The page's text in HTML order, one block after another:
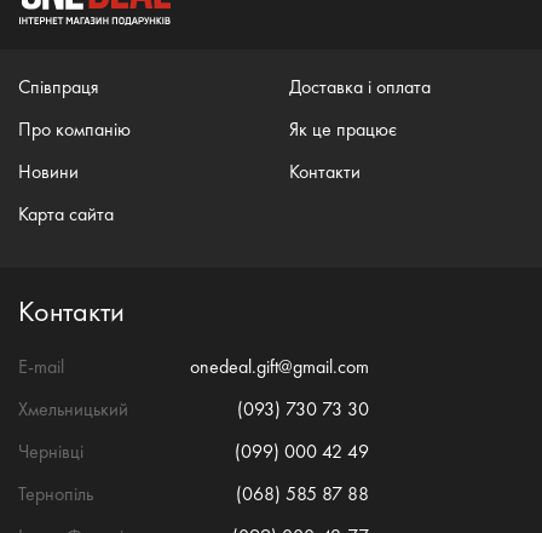
Співпраця
Про компанію
Новини
Карта сайта
Доставка і оплата
Як це працює
Контакти
Контакти
E-mail
onedeal.gift@gmail.com
Хмельницький
(093) 730 73 30
Чернівці
(099) 000 42 49
Тернопіль
(068) 585 87 88